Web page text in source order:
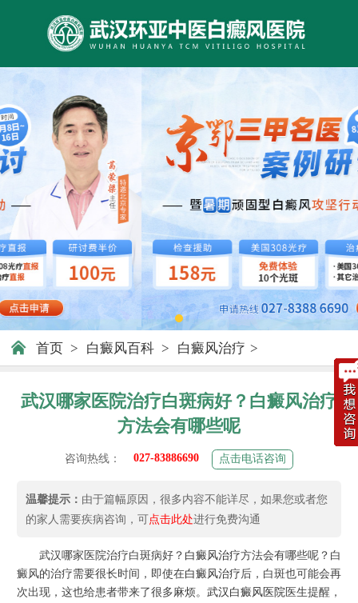
首页 > 白癜风百科 > 白癜风治疗 >
武汉哪家医院治疗白斑病好？白癜风治疗
方法会有哪些呢
咨询热线： 027-83886690 点击电话咨询
温馨提示： 由于篇幅原因，很多内容不能详尽，如果您或者您
的家人需要疾病咨询，可点击此处进行免费沟通
武汉哪家医院治疗白斑病好？ 白癜风治疗方法会有哪些呢？白
癜风的治疗需要很长时间，即使在白癜风治疗后，白斑也可能会再
次出现，这也给患者带来了很多麻烦。 武汉白癜风医院 医生提醒，